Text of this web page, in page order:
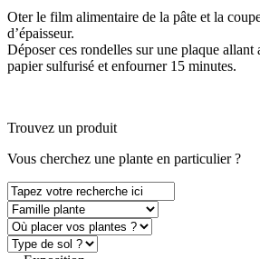
Oter le film alimentaire de la pâte et la
d’épaisseur.
Déposer ces rondelles sur une plaque allant
papier sulfurisé et enfourner 15 minutes.
Trouvez un produit
Vous cherchez une plante en particulier ?